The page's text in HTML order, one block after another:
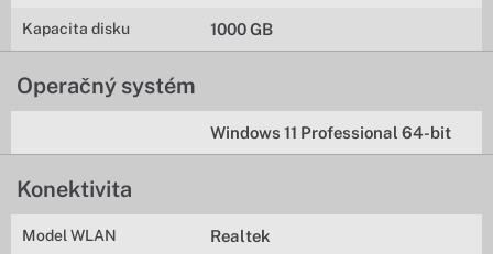
Kapacita disku 1000 GB
Operačný systém
Windows 11 Professional 64-bit
Konektivita
Model WLAN Realtek